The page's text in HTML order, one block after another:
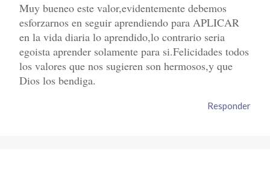
Muy bueneo este valor,evidentemente debemos
esforzarnos en seguir aprendiendo para APLICAR
en la vida diaria lo aprendido,lo contrario seria
egoista aprender solamente para si.Felicidades todos
los valores que nos sugieren son hermosos,y que
Dios los bendiga.
Responder